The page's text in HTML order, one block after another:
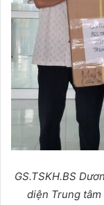
GS.TSKH.BS
diện Trung tâm